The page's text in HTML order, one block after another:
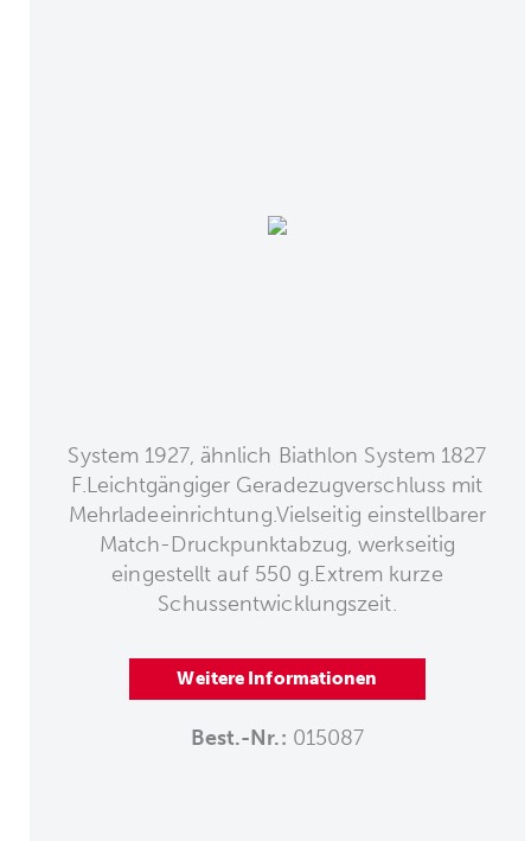
System 1927, ähnlich Biathlon System 1827
F.Leichtgängiger Geradezugverschluss mit
Mehrladeeinrichtung.Vielseitig einstellbarer
Match-Druckpunktabzug, werkseitig
eingestellt auf 550 g.Extrem kurze
Schussentwicklungszeit.
Weitere Informationen
Best.-Nr.: 015087